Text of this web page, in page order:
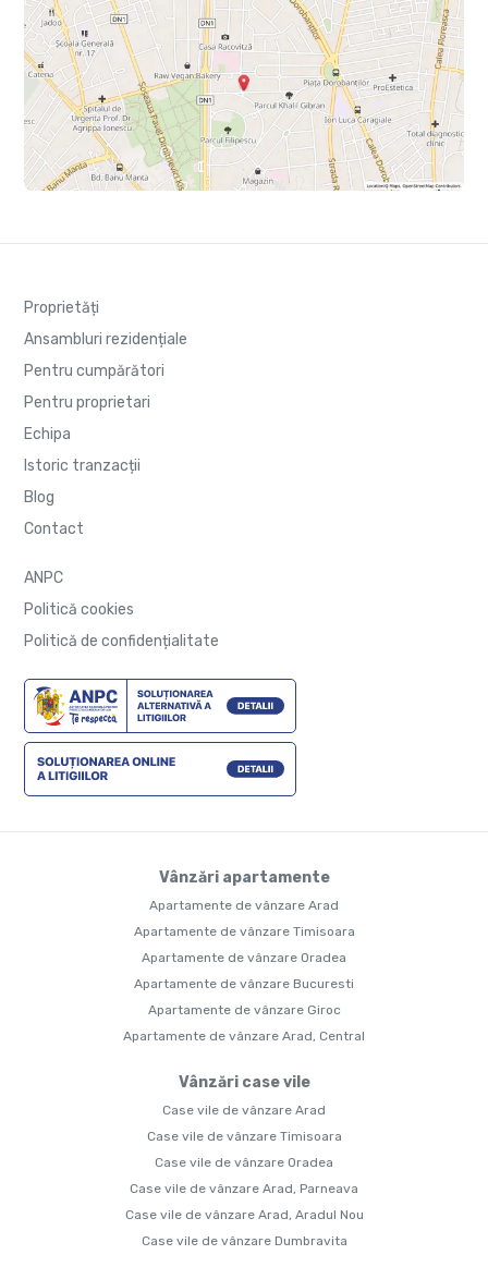
Proprietăți
Ansambluri rezidențiale
Pentru cumpărători
Pentru proprietari
Echipa
Istoric tranzacții
Blog
Contact
ANPC
Politică cookies
Politică de confidențialitate
Vânzări apartamente
Apartamente de vânzare Arad
Apartamente de vânzare Timisoara
Apartamente de vânzare Oradea
Apartamente de vânzare Bucuresti
Apartamente de vânzare Giroc
Apartamente de vânzare Arad, Central
Vânzări case vile
Case vile de vânzare Arad
Case vile de vânzare Timisoara
Case vile de vânzare Oradea
Case vile de vânzare Arad, Parneava
Case vile de vânzare Arad, Aradul Nou
Case vile de vânzare Dumbravita